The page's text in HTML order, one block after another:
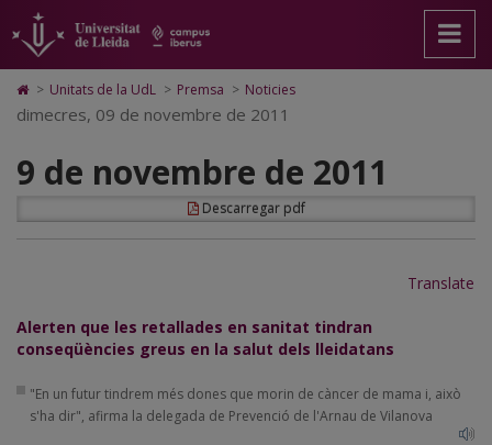
de
novembre
de
2011
pàgina
principal.
Universitat
Lleida
contingut
principal
Mapa
Web.
Universitat
Cerca
Accessibilitat.
Universitat
Lleida
Icono
de
Home
ir
a
página
de
> Unitats de la UdL > Premsa > Noticies
dimecres, 09 de novembre de 2011
9 de novembre de 2011
Descarregar pdf
Translate
Alerten que les retallades en sanitat tindran
conseqüències greus en la salut dels lleidatans
"En un futur tindrem més dones que morin de càncer de mama i, això
s'ha dir", afirma la delegada de Prevenció de l'Arnau de Vilanova